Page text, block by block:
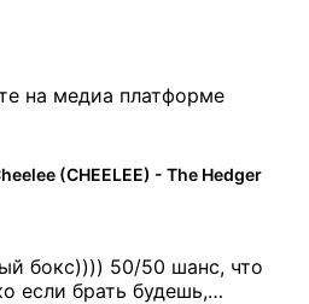
на медиа платформе
(CHEELEE) - The Hedger
бокс)))) 50/50 шанс, что
если брать будешь,